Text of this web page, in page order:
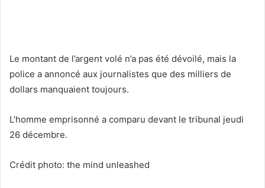
Le montant de l’argent volé n’a pas été dévoilé, mais la
police a annoncé aux journalistes que des milliers de
dollars manquaient toujours.
L’homme emprisonné a comparu devant le tribunal jeudi
26 décembre.
Crédit photo: the mind unleashed